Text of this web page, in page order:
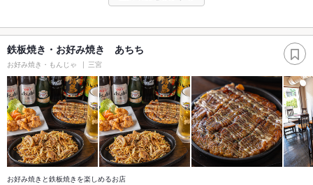
鉄板焼き・お好み焼き あちち
お好み焼き・もんじゃ 三宮
お好み焼きと鉄板焼きを楽しめるお店